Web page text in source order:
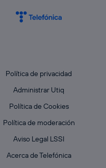
Política de privacidad
Administrar Utiq
Política de Cookies
Política de moderación
Aviso Legal LSSI
Acerca de Telefónica